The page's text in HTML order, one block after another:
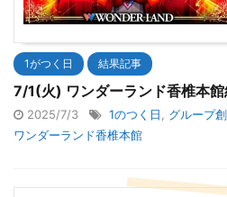
1がつく日 結果記事
7/1(火) ワンダーランド香椎本
2025/7/3 1のつく日, グループ
ワンダーランド香椎本館